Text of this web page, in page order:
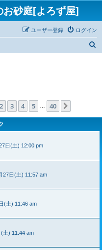
砂庭[よろず屋]
ログイン
ユーザー登録
1 ／
2 3 4 5 40
日(土) 12:00 pm
27日(土) 11:57 am
(土) 11:46 am
土) 11:44 am